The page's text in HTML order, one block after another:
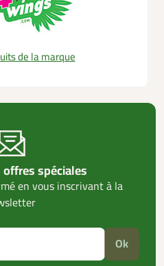
de la marque
offres spéciales
en vous inscrivant à la
Ok